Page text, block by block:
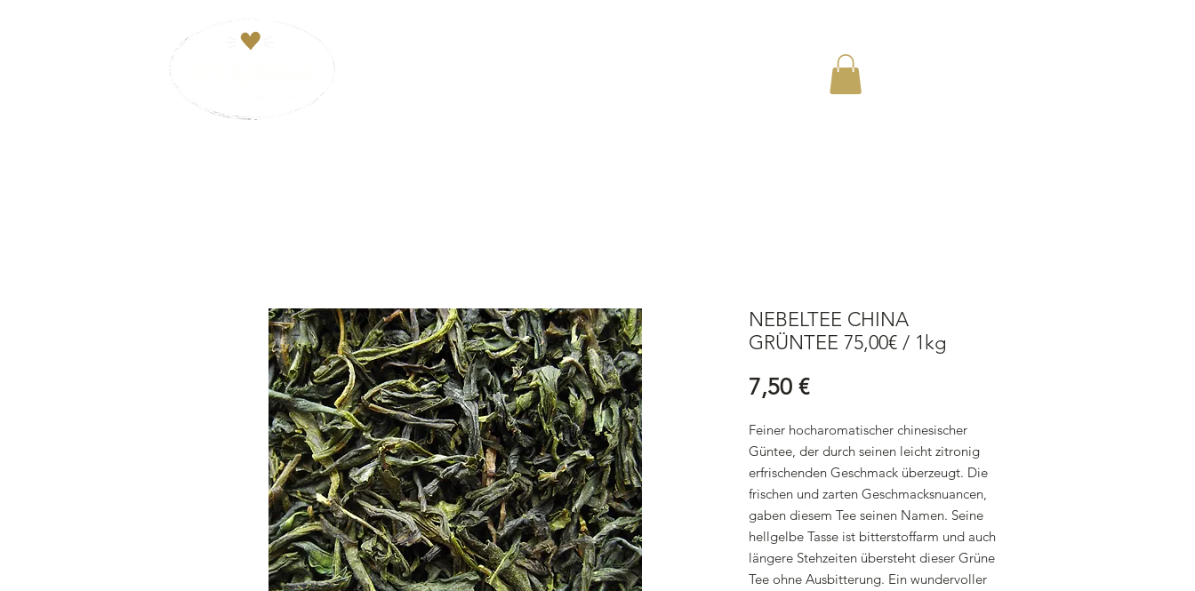
NEBELTEE CHINA
GRÜNTEE 75,00€ / 1kg
7,50 €Preis
Feiner hocharomatischer chinesischer
Güntee, der durch seinen leicht zitronig
erfrischenden Geschmack überzeugt. Die
frischen und zarten Geschmacksnuancen,
gaben diesem Tee seinen Namen. Seine
hellgelbe Tasse ist bitterstoffarm und auch
längere Stehzeiten übersteht dieser Grüne
Tee ohne Ausbitterung. Ein wundervoller